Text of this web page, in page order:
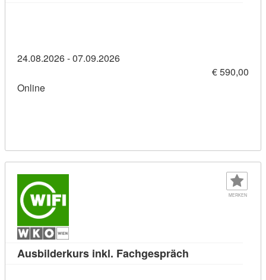
24.08.2026 - 07.09.2026
€ 590,00
Online
MERKEN
Ausbilderkurs inkl. Fachgespräch